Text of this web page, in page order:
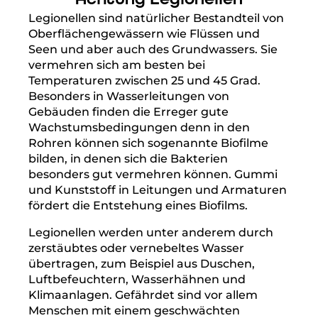
Legionellen sind natürlicher Bestandteil von
Oberflächengewässern wie Flüssen und
Seen und aber auch des Grundwassers. Sie
vermehren sich am besten bei
Temperaturen zwischen 25 und 45 Grad.
Besonders in Wasserleitungen von
Gebäuden finden die Erreger gute
Wachstumsbedingungen denn in den
Rohren können sich sogenannte Biofilme
bilden, in denen sich die Bakterien
besonders gut vermehren können. Gummi
und Kunststoff in Leitungen und Armaturen
fördert die Entstehung eines Biofilms.
Legionellen werden unter anderem durch
zerstäubtes oder vernebeltes Wasser
übertragen, zum Beispiel aus Duschen,
Luftbefeuchtern, Wasserhähnen und
Klimaanlagen. Gefährdet sind vor allem
Menschen mit einem geschwächten